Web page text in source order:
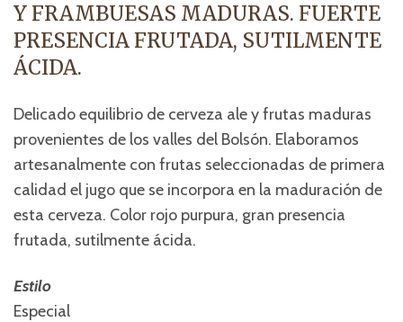
Y FRAMBUESAS MADURAS. FUERTE
PRESENCIA FRUTADA, SUTILMENTE
ÁCIDA.
Delicado equilibrio de cerveza ale y frutas maduras
provenientes de los valles del Bolsón. Elaboramos
artesanalmente con frutas seleccionadas de primera
calidad el jugo que se incorpora en la maduración de
esta cerveza. Color rojo purpura, gran presencia
frutada, sutilmente ácida.
Estilo
Especial